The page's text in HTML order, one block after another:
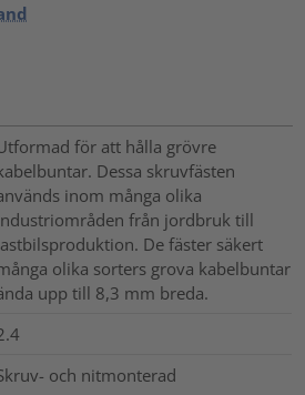
för att hålla grövre
Dessa skruvfästen
inom många olika
från jordbruk till
De fäster säkert
olika sorters grova kabelbuntar
upp till 8,3 mm breda.
och nitmonterad